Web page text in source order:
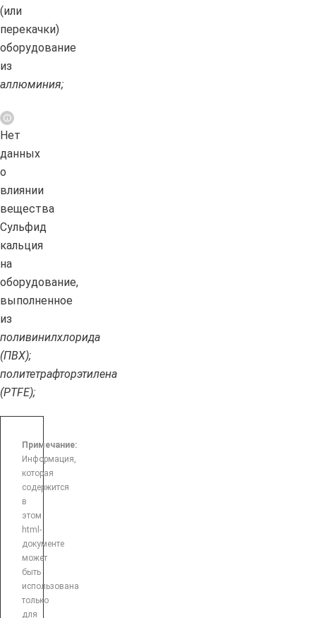
(или
перекачки)
оборудование
из
аллюминия;
Нет
данных
о
влиянии
вещества
Сульфид
кальция
на
оборудование,
выполненное
из
поливинилхлорида
(ПВХ);
политетрафторэтилена
(PTFE);
Примечание:
Информация,
которая
содержится
в
этом
html-
документе
может
быть
использована
только
для